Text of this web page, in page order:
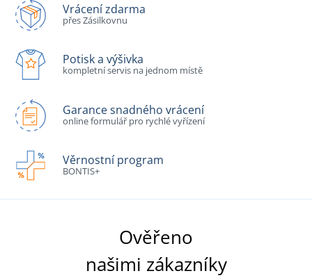
Vrácení zdarma
přes Zásilkovnu
Potisk a výšivka
kompletní servis na jednom místě
Garance snadného vrácení
online formulář pro rychlé vyřízení
Věrnostní program
BONTIS+
Ověřeno
našimi zákazníky